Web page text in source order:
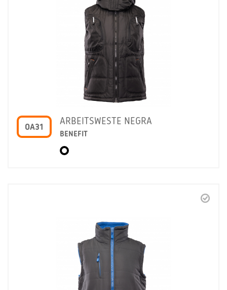
OA31
ARBEITSWESTE NEGRA
BENEFIT